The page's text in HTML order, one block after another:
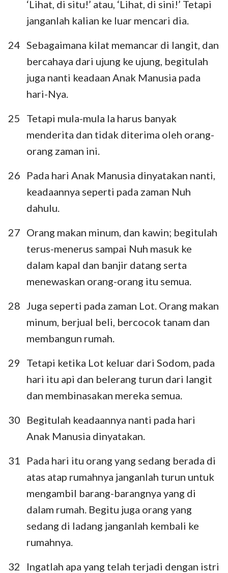
16
21
22
23 24
‘Lihat, di situ!’ atau, ‘Lihat, di sini!’ Tetapi
janganlah kalian ke luar mencari dia.
24 Sebagaimana kilat memancar di langit, dan
bercahaya dari ujung ke ujung, begitulah
juga nanti keadaan Anak Manusia pada
hari-Nya.
25
Tetapi mula-mula Ia harus banyak
menderita dan tidak diterima oleh orang-
orang zaman ini.
26
Pada hari Anak Manusia dinyatakan nanti,
keadaannya seperti pada zaman Nuh
dahulu.
27 Orang makan minum, dan kawin; begitulah
terus-menerus sampai Nuh masuk ke
dalam kapal dan banjir datang serta
menewaskan orang-orang itu semua.
28
Juga seperti pada zaman Lot. Orang makan
minum, berjual beli, bercocok tanam dan
membangun rumah.
29
Tetapi ketika Lot keluar dari Sodom, pada
hari itu api dan belerang turun dari langit
dan membinasakan mereka semua.
30
Begitulah keadaannya nanti pada hari
Anak Manusia dinyatakan.
31
Pada hari itu orang yang sedang berada di
atas atap rumahnya janganlah turun untuk
mengambil barang-barangnya yang di
dalam rumah. Begitu juga orang yang
sedang di ladang janganlah kembali ke
rumahnya.
32
Ingatlah apa yang telah terjadi dengan istri